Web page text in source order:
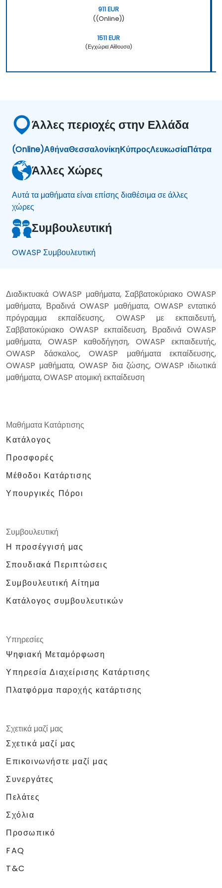
911 EUR
((Online))
1511 EUR
(Εγχώρια Αίθουσα)
Άλλες περιοχές στην Ελλάδα
(Online)ΑθήναΘεσσαλονίκηΚύπροςΛευκωσίαΠάτρα
Άλλες Χώρες
Αυτά τα μαθήματα είναι επίσης διαθέσιμα σε άλλες
χώρες
Συμβουλευτική
OWASP Συμβουλευτική
Διαδικτυακά OWASP μαθήματα, Σαββατοκύριακο OWASP
μαθήματα, Βραδινά OWASP μαθήματα, OWASP εντατικό
πρόγραμμα εκπαίδευσης, OWASP με εκπαιδευτή,
Σαββατοκύριακο OWASP εκπαίδευση, Βραδινά OWASP
μαθήματα, OWASP καθοδήγηση, OWASP εκπαιδευτής,
OWASP δάσκαλος, OWASP μαθήματα εκπαίδευσης,
OWASP μαθήματα, OWASP δια ζώσης, OWASP ιδιωτικά
μαθήματα, OWASP ατομική εκπαίδευση
Μαθήματα Κατάρτισης
Κατάλογος
Προσφορές
Μέθοδοι Κατάρτισης
Υπουργικές Πόροι
Συμβουλευτική
Η προσέγγισή μας
Σπουδιακά Περιπτώσεις
Συμβουλευτική Αίτημα
Κατάλογος συμβουλευτικών
Υπηρεσίες
Ψηφιακή Μεταμόρφωση
Υπηρεσία Διαχείρισης Κατάρτισης
Πλατφόρμα παροχής κατάρτισης
Σχετικά μαζί μας
Σχετικά μαζί μας
Επικοινωνήστε μαζί μας
Συνεργάτες
Πελάτες
Σχόλια
Προσωπικό
FAQ
T&C